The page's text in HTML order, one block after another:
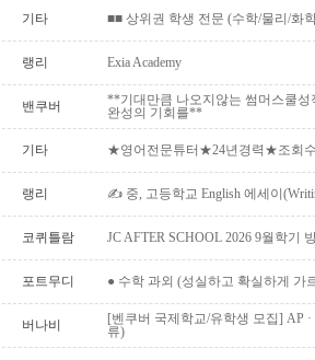
기타 ■■ 상위권 학생 전문 (수학/물리/화
랭리 Exia Academy
밴쿠버
**기대만큼 나오지않는 썸머스쿨
완성의 기회를**
기타 ★영어전문튜터★24년경력★조회
랭리 ✍ 중, 고등학교 English 에세이
코퀴틀람 JC AFTER SCHOOL 2026 9월학기
포트무디 ● 수학 과외 (성실하고 확실하게 가
버나비
[벤쿠버 국제학교/유학생 모집] AP ·
류)